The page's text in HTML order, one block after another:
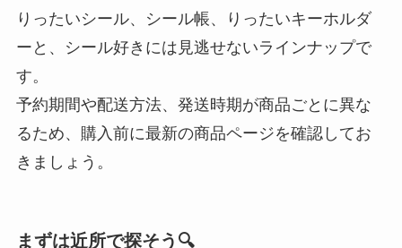
りったいシール、シール帳、りったいキーホルダ
ーと、シール好きには見逃せないラインナップで
す。
予約期間や配送方法、発送時期が商品ごとに異な
るため、購入前に最新の商品ページを確認してお
きましょう。
まずは近所で探そう🔍